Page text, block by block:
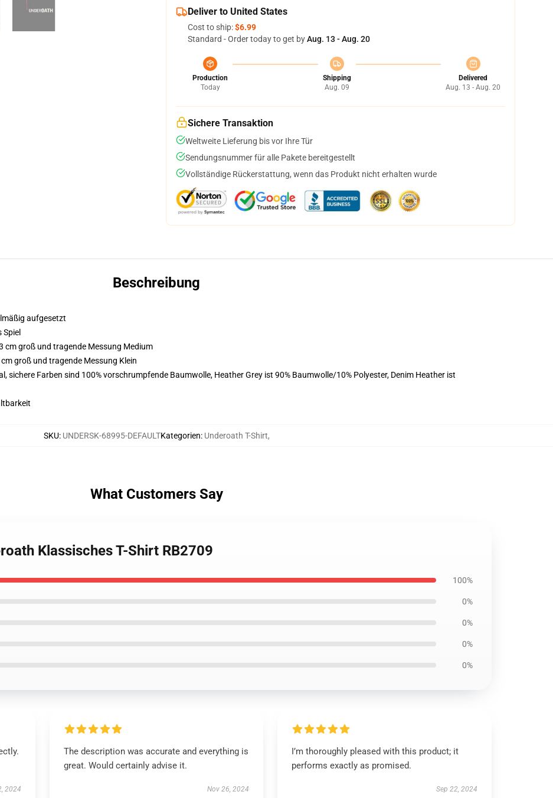
Deliver to United States
Cost to ship:$6.99
Standard - Order today to get byAug. 13 - Aug. 20
Production
Today
Shipping
Aug. 09
Delivered
Aug. 13 - Aug. 20
Sichere Transaktion
Weltweite Lieferung bis vor Ihre Tür
Sendungsnummer für alle Pakete bereitgestellt
Vollständige Rückerstattung, wenn das Produkt nicht erhalten wurde
Beschreibung
aufgesetzt
cm groß und tragende Messung Medium
groß und tragende Messung Klein
sichere Farben sind 100% vorschrumpfende Baumwolle, Heather Grey ist 90% Baumwolle/10% Polyester, Denim Heather ist
SKU: UNDERSK-68995-DEFAULTKategorien: Underoath T-Shirt,
What Customers Say
Klassisches T-Shirt RB2709
100%
0%
0%
0%
0%
2024
The description was accurate and everything is
great. Would certainly advise it.
Nov 26, 2024
I’m thoroughly pleased with this product; it
performs exactly as promised.
Sep 22, 2024